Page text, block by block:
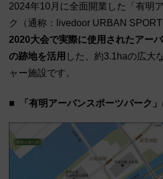
2024年10月に全面開業した「有明
ク（通称：livedoor URBAN
2020大会で実際に使用されたアー
の跡地を活用 した、約3.1haの広大
ャー施設です。
「有明アーバンスポーツパーク